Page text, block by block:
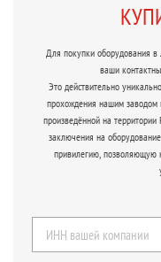
Для покупки оборудования в
ваши
Это действительно
прохождения нашим заводом
произведённой на
заключения на
привилегию, позволяющую